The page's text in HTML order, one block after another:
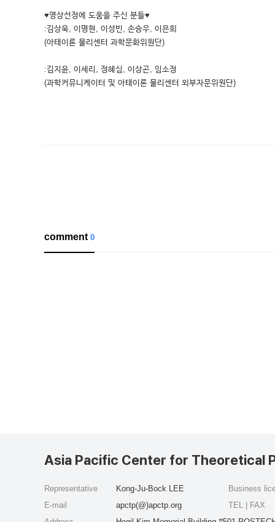
♥영상선정에 도움을 주신 분들♥
:김상욱, 이명현, 이성빈, 손승우, 이은희
(아태이론 물리센터 과학문화위원단)
:김지윤, 이세리, 정혜심, 이상곤, 임소정
(과학커뮤니케이터 및 아태이론 물리센터 외부자문위원단)
comment0
Asia Pacific Center for Theoretical
Representative
Kong-Ju-Bock LEE
E-mail
apctp(@)apctp.org
Business
TEL | FAX